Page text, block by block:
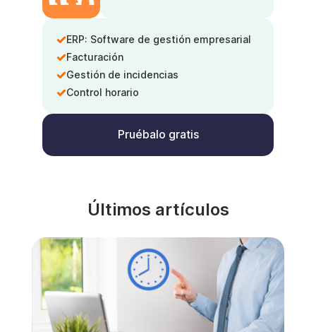
ERP: Software de gestión empresarial
Facturación
Gestión de incidencias
Control horario
Pruébalo gratis
Últimos artículos